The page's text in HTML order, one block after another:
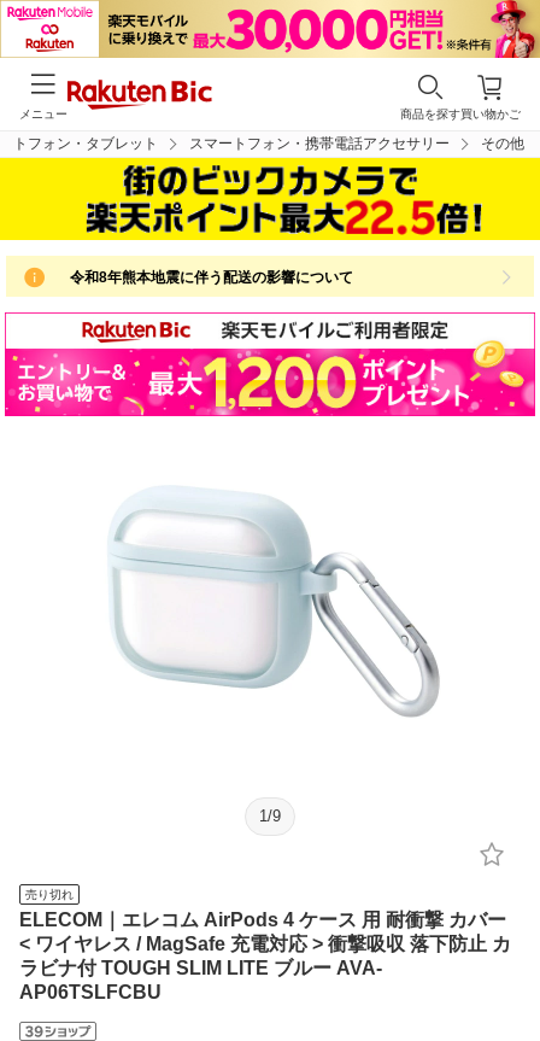
買い物かご
商品を探す
メニュー
トフォン・タブレット スマートフォン・携帯電話アクセサリー その他
令和8年熊本地震に伴う配送の影響について
1 /9
売り切れ
ELECOM｜エレコム AirPods 4 ケース 用 耐衝撃 カバー
< ワイヤレス / MagSafe 充電対応 > 衝撃吸収 落下防止 カ
ラビナ付 TOUGH SLIM LITE ブルー AVA-
AP06TSLFCBU